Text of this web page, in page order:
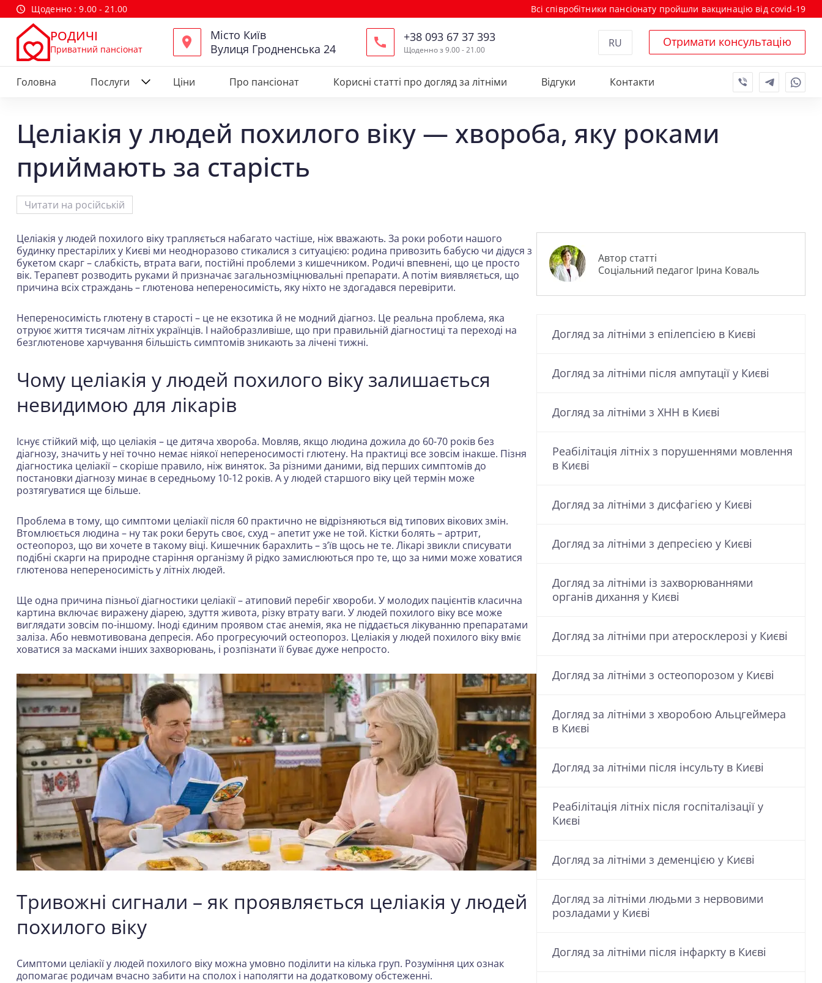
Щоденно : 9.00 - 21.00 Всі співробітники пансіонату пройшли вакцинацію від covid-19
РОДИЧІ
Приватний пансіонат
Місто Київ
Вулиця Гродненська 24
+38 093 67 37 393
Щоденно з 9.00 - 21.00
RU Отримати консультацію
Головна Послуги Ціни Про пансіонат Корисні статті про догляд за літніми Відгуки Контакти
Целіакія у людей похилого віку — хвороба, яку роками
приймають за старість
Читати на російській
Целіакія у людей похилого віку трапляється набагато частіше, ніж вважають. За роки роботи нашого
будинку престарілих у Києві ми неодноразово стикалися з ситуацією: родина привозить бабусю чи дідуся з
букетом скарг – слабкість, втрата ваги, постійні проблеми з кишечником. Родичі впевнені, що це просто
вік. Терапевт розводить руками й призначає загальнозміцнювальні препарати. А потім виявляється, що
причина всіх страждань – глютенова непереносимість, яку ніхто не здогадався перевірити.
Непереносимість глютену в старості – це не екзотика й не модний діагноз. Це реальна проблема, яка
отруює життя тисячам літніх українців. І найобразливіше, що при правильній діагностиці та переході на
безглютенове харчування більшість симптомів зникають за лічені тижні.
Чому целіакія у людей похилого віку залишається
невидимою для лікарів
Існує стійкий міф, що целіакія – це дитяча хвороба. Мовляв, якщо людина дожила до 60-70 років без
діагнозу, значить у неї точно немає ніякої непереносимості глютену. На практиці все зовсім інакше. Пізня
діагностика целіакії – скоріше правило, ніж виняток. За різними даними, від перших симптомів до
постановки діагнозу минає в середньому 10-12 років. А у людей старшого віку цей термін може
розтягуватися ще більше.
Проблема в тому, що симптоми целіакії після 60 практично не відрізняються від типових вікових змін.
Втомлюється людина – ну так роки беруть своє, схуд – апетит уже не той. Кістки болять – артрит,
остеопороз, що ви хочете в такому віці. Кишечник барахлить – з’їв щось не те. Лікарі звикли списувати
подібні скарги на природне старіння організму й рідко замислюються про те, що за ними може ховатися
глютенова непереносимість у літніх людей.
Ще одна причина пізньої діагностики целіакії – атиповий перебіг хвороби. У молодих пацієнтів класична
картина включає виражену діарею, здуття живота, різку втрату ваги. У людей похилого віку все може
виглядати зовсім по-іншому. Іноді єдиним проявом стає анемія, яка не піддається лікуванню препаратами
заліза. Або невмотивована депресія. Або прогресуючий остеопороз. Целіакія у людей похилого віку вміє
ховатися за масками інших захворювань, і розпізнати її буває дуже непросто.
Тривожні сигнали – як проявляється целіакія у людей
похилого віку
Симптоми целіакії у людей похилого віку можна умовно поділити на кілька груп. Розуміння цих ознак
допомагає родичам вчасно забити на сполох і наполягти на додатковому обстеженні.
Автор статті
Соціальний педагог Ірина Коваль
Догляд за літніми з епілепсією в Києві
Догляд за літніми після ампутації у Києві
Догляд за літніми з ХНН в Києві
Реабілітація літніх з порушеннями мовлення
в Києві
Догляд за літніми з дисфагією у Києві
Догляд за літніми з депресією у Києві
Догляд за літніми із захворюваннями
органів дихання у Києві
Догляд за літніми при атеросклерозі у Києві
Догляд за літніми з остеопорозом у Києві
Догляд за літніми з хворобою Альцгеймера
в Києві
Догляд за літніми після інсульту в Києві
Реабілітація літніх після госпіталізації у
Києві
Догляд за літніми з деменцією у Києві
Догляд за літніми людьми з нервовими
розладами у Києві
Догляд за літніми після інфаркту в Києві